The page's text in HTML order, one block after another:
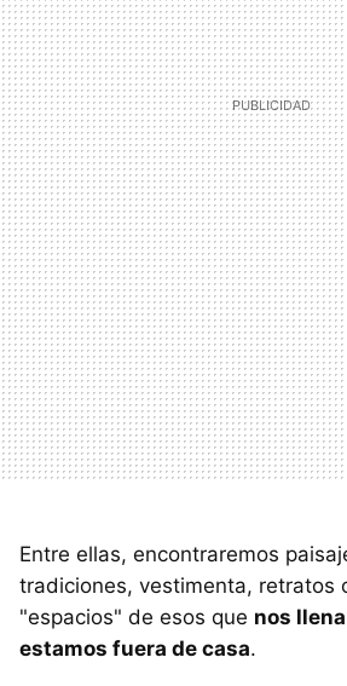
Entre ellas, encontraremos
tradiciones, vestimenta, retratos
"espacios" de esos que nos
estamos fuera de casa.